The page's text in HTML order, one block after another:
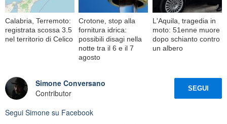
Calabria, Terremoto:
registrata scossa 3.5
nel territorio di Celico
Crotone, stop alla
fornitura idrica:
possibili disagi nella
notte tra il 6 e il 7
agosto
L'Aquila, tragedia in
moto: 51enne muore
dopo schianto contro
un albero
Simone Conversano
Contributor
SEGUI
Segui Simone su Facebook